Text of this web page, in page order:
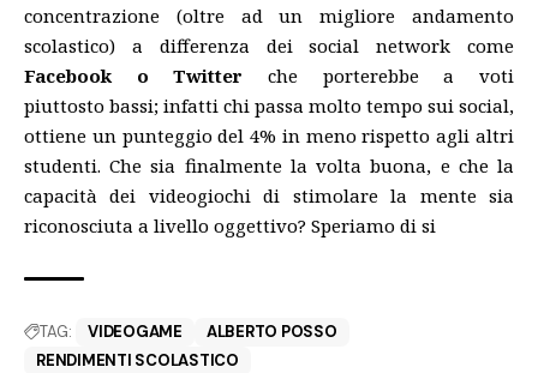
concentrazione (oltre ad un migliore andamento
scolastico) a differenza dei social network come
Facebook o Twitter che porterebbe a voti
piuttosto bassi; infatti chi passa molto tempo sui social,
ottiene un punteggio del 4% in meno rispetto agli altri
studenti. Che sia finalmente la volta buona, e che la
capacità dei videogiochi di stimolare la mente sia
riconosciuta a livello oggettivo? Speriamo di si
TAG: VIDEOGAME
ALBERTO POSSO
RENDIMENTI SCOLASTICO